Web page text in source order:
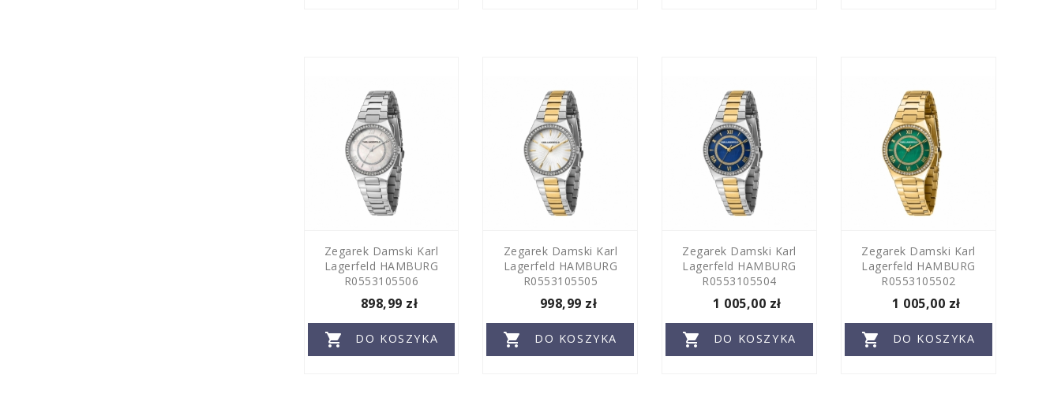
Zegarek Damski Karl
Lagerfeld HAMBURG
R0553105506
898,99 zł
 DO KOSZYKA
Zegarek Damski Karl
Lagerfeld HAMBURG
R0553105505
998,99 zł
 DO KOSZYKA
Zegarek Damski Karl
Lagerfeld HAMBURG
R0553105504
1 005,00 zł
 DO KOSZYKA
Zegarek Damski Karl
Lagerfeld HAMBURG
R0553105502
1 005,00 zł
 DO KOSZYKA